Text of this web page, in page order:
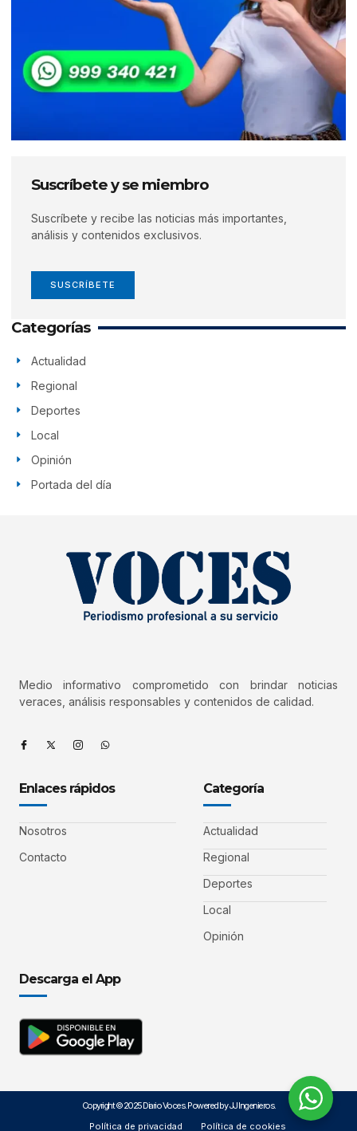
Suscríbete y se miembro
Suscríbete y recibe las noticias más importantes,
análisis y contenidos exclusivos.
SUSCRÍBETE
Categorías
Actualidad
Regional
Deportes
Local
Opinión
Portada del día
Medio informativo comprometido con brindar noticias
veraces, análisis responsables y contenidos de calidad.
Enlaces rápidos
Nosotros
Contacto
Categoría
Actualidad
Regional
Deportes
Local
Opinión
Descarga el App
Copyright © 2025 Diario Voces. Powered by JJ Ingenieros.
Política de privacidad
Política de cookies